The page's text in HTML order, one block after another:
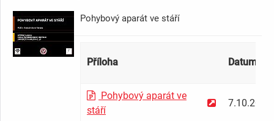
Pohybový aparát ve stáří
Příloha Datum
Pohybový aparát ve
stáří
7.10.2010